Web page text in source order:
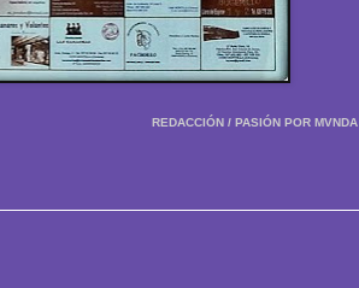
REDACCIÓN / PASIÓN POR MVNDA